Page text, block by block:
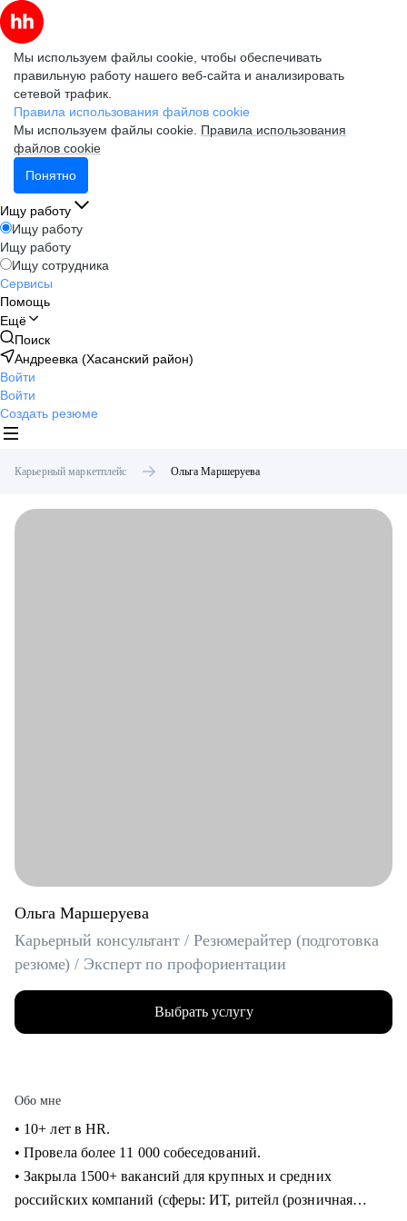
Мы используем файлы cookie, чтобы обеспечивать
правильную работу нашего веб-сайта и анализировать
сетевой трафик.
Правила использования файлов cookie
Мы используем файлы cookie. Правила использования
файлов cookie
Понятно
Ищу работу
Ищу работу
Ищу работу
Ищу сотрудника
Сервисы
Помощь
Ещё
Поиск
Андреевка (Хасанский район)
Войти
Войти
Создать резюме
Карьерный маркетплейс Ольга Маршеруева
Ольга Маршеруева
Карьерный консультант / Резюмерайтер (подготовка
резюме) / Эксперт по профориентации
Выбрать услугу
Обо мне
• 10+ лет в HR.
• Провела более 11 000 собеседований.
• Закрыла 1500+ вакансий для крупных и средних
российских компаний (сферы: ИТ, ритейл (розничная